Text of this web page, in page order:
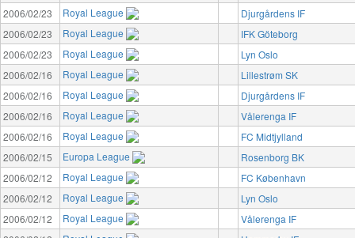
2006/02/23
Royal League
Djurgårdens IF
2006/02/23
Royal League
IFK Göteborg
2006/02/23
Royal League
Lyn Oslo
2006/02/16
Royal League
Lillestrøm SK
2006/02/16
Royal League
Djurgårdens IF
2006/02/16
Royal League
Vålerenga IF
2006/02/16
Royal League
FC Midtjylland
2006/02/15
Europa League
Rosenborg BK
2006/02/12
Royal League
FC København
2006/02/12
Royal League
Lyn Oslo
2006/02/12
Royal League
Vålerenga IF